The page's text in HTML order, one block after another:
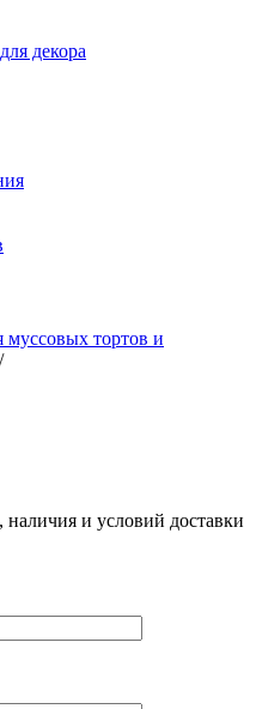
декора
тортов и
/
и условий доставки